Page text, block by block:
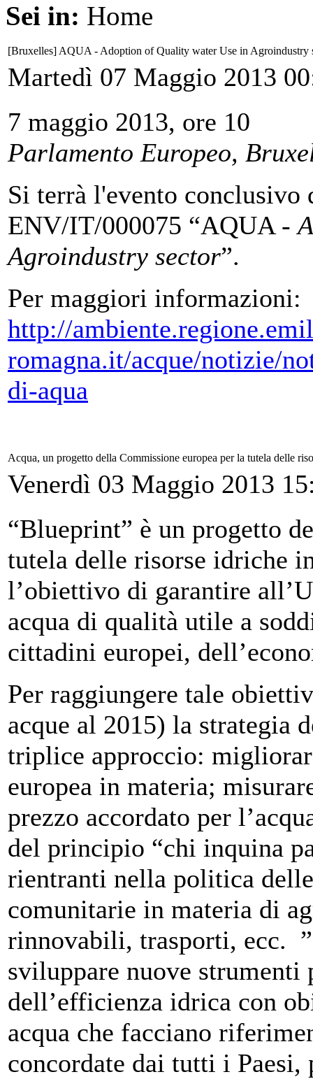
Sei in: Home
[Bruxelles] AQUA - Adoption of Quality water Use in Agroindustry
Martedì 07 Maggio 2013
7 maggio 2013, ore 10
Parlamento Europeo,
Si terrà l'evento conclusivo
ENV/IT/000075 “AQUA -
Agroindustry sector”.
Per maggiori informazioni:
http://
romagna.it/acque/notizie/
di-aqua
Acqua, un progetto della Commissione europea per la tutela delle
Venerdì 03 Maggio 2013
“Blueprint” è un progetto
tutela delle risorse idriche
l’obiettivo di garantire
acqua di qualità utile a
cittadini europei,
Per raggiungere tale
acque al 2015) la strategia
triplice approccio:
europea in materia;
prezzo accordato per
del principio “chi inquina
rientranti nella politica
comunitarie in materia di
rinnovabili, trasporti, ecc.
sviluppare nuove
dell’efficienza idrica con
acqua che facciano
concordate dai tutti i